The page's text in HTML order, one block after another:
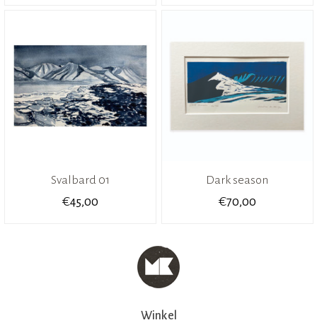
Svalbard 01
€45,00
Dark season
€70,00
Winkel